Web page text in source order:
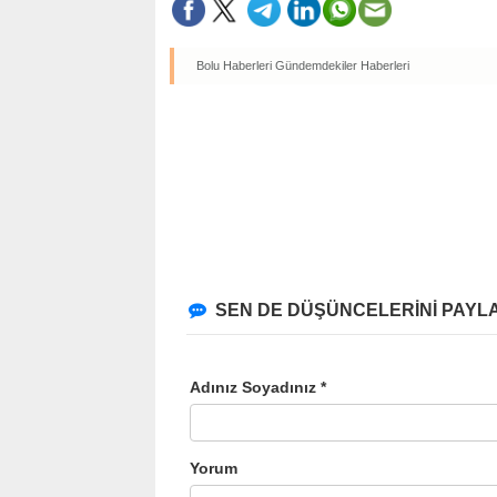
Bolu Haberleri Gündemdekiler Haberleri
SEN DE DÜŞÜNCELERİNİ
Adınız Soyadınız *
Yorum